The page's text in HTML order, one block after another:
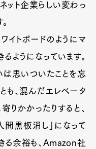
ット企業らしい変わっ
イトボードのようにマ
ようになっています。
は思いついたことを忘
も、混んだエレベータ
りかかったりすると、
黒板消し」になって
る余裕も、Amazon社